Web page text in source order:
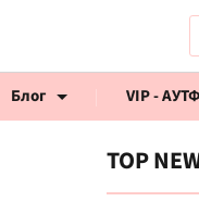
Блог VIP -
TOP